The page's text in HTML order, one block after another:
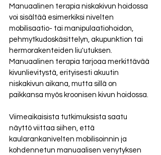
Manuaalinen terapia niskakivun hoidossa
voi sisältää esimerkiksi nivelten
mobilisaatio- tai manipulaatiohoidon,
pehmytkudoskäsittelyn, akupunktion tai
hermorakenteiden liu'utuksen.
Manuaalinen terapia tarjoaa merkittävää
kivunlievitystä, erityisesti akuutin
niskakivun aikana, mutta sillä on
paikkansa myös kroonisen kivun hoidossa.
Viimeaikaisista tutkimuksista saatu
näyttö viittaa siihen, että
kaularankanivelten mobilisoinnin ja
kohdennetun manuaalisen venytyksen